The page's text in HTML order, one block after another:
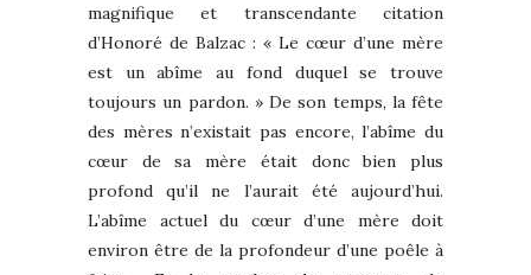
magnifique et transcendante citation
d’Honoré de Balzac : « Le cœur d’une mère
est un abîme au fond duquel se trouve
toujours un pardon. » De son temps, la fête
des mères n’existait pas encore, l’abîme du
cœur de sa mère était donc bien plus
profond qu’il ne l’aurait été aujourd’hui.
L’abîme actuel du cœur d’une mère doit
environ être de la profondeur d’une poêle à